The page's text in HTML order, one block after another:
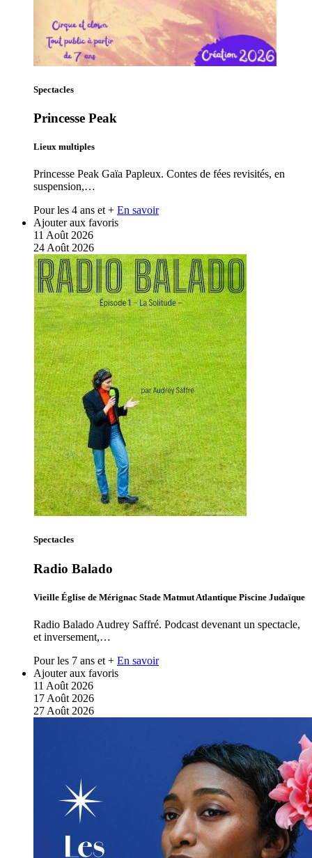
Spectacles
Princesse Peak
Lieux multiples
Princesse Peak Gaïa Papleux. Contes de fées revisités, en
suspension,…
Pour les 4 ans et + En savoir
Ajouter aux favoris
11 Août 2026
24 Août 2026
Spectacles
Radio Balado
Vieille Église de Mérignac Stade Matmut Atlantique Piscine Judaïque
Radio Balado Audrey Saffré. Podcast devenant un spectacle,
et inversement,…
Pour les 7 ans et + En savoir
Ajouter aux favoris
11 Août 2026
17 Août 2026
27 Août 2026